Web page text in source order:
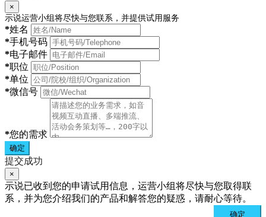
×
示说运营小组将尽快与您联系，并提供试用服务
*姓名
*手机号码
*电子邮件
*职位
*单位
*微信号
*您的需求
确定
提交成功
×
示说已收到您的申请试用信息，运营小组将尽快与您取得联
系，并为您介绍我们的产品和解答您的疑惑，请耐心等待。
确定